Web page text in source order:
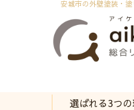
安城市の外壁塗装・
選ばれる3つの